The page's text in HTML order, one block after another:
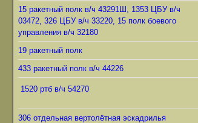
15 ракетный полк в/ч 43291Ш, 1353 ЦБУ в/ч
03472, 326 ЦБУ в/ч 33220, 15 полк боевого
управления в/ч 32180
19 ракетный полк
433 ракетный полк в/ч 44226
1520 ртб в/ч 54270
306 отдельная вертолётная эскадрилья